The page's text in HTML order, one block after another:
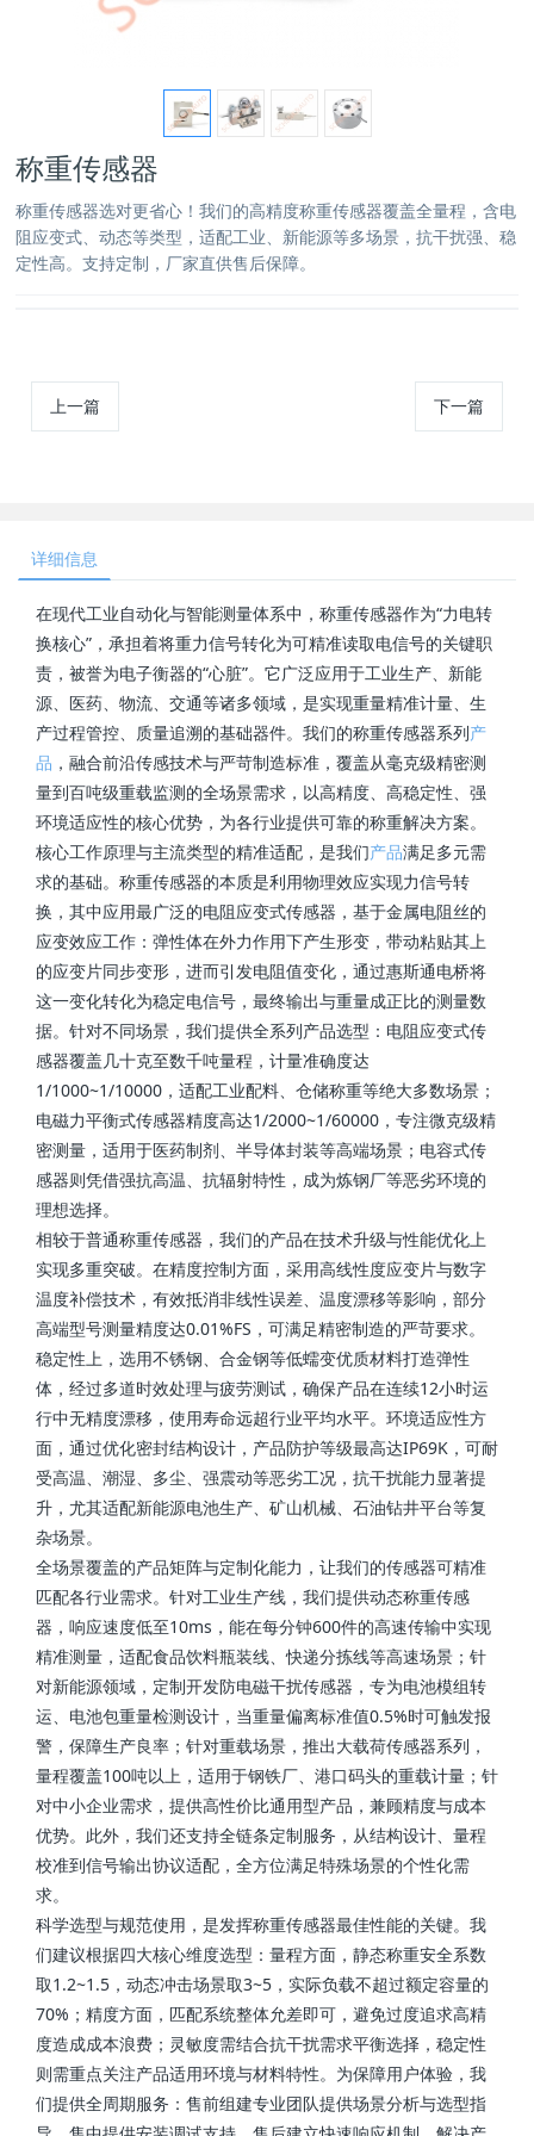
称重传感器
称重传感器选对更省心！我们的高精度称重传感器覆盖全量程，含电
阻应变式、动态等类型，适配工业、新能源等多场景，抗干扰强、稳
定性高。支持定制，厂家直供售后保障。
上一篇 下一篇
详细信息
在现代工业自动化与智能测量体系中，称重传感器作为“力电转
换核心”，承担着将重力信号转化为可精准读取电信号的关键职
责，被誉为电子衡器的“心脏”。它广泛应用于工业生产、新能
源、医药、物流、交通等诸多领域，是实现重量精准计量、生
产过程管控、质量追溯的基础器件。我们的称重传感器系列产
品 ，融合前沿传感技术与严苛制造标准，覆盖从毫克级精密测
量到百吨级重载监测的全场景需求，以高精度、高稳定性、强
环境适应性的核心优势，为各行业提供可靠的称重解决方案。
核心工作原理与主流类型的精准适配，是我们产品满足多元需
求的基础。称重传感器的本质是利用物理效应实现力信号转
换，其中应用最广泛的电阻应变式传感器，基于金属电阻丝的
应变效应工作：弹性体在外力作用下产生形变，带动粘贴其上
的应变片同步变形，进而引发电阻值变化，通过惠斯通电桥将
这一变化转化为稳定电信号，最终输出与重量成正比的测量数
据。针对不同场景，我们提供全系列产品选型：电阻应变式传
感器覆盖几十克至数千吨量程，计量准确度达
1/1000~1/10000，适配工业配料、仓储称重等绝大多数场景；
电磁力平衡式传感器精度高达1/2000~1/60000，专注微克级精
密测量，适用于医药制剂、半导体封装等高端场景；电容式传
感器则凭借强抗高温、抗辐射特性，成为炼钢厂等恶劣环境的
理想选择。
相较于普通称重传感器，我们的产品在技术升级与性能优化上
实现多重突破。在精度控制方面，采用高线性度应变片与数字
温度补偿技术，有效抵消非线性误差、温度漂移等影响，部分
高端型号测量精度达0.01%FS，可满足精密制造的严苛要求。
稳定性上，选用不锈钢、合金钢等低蠕变优质材料打造弹性
体，经过多道时效处理与疲劳测试，确保产品在连续12小时运
行中无精度漂移，使用寿命远超行业平均水平。环境适应性方
面，通过优化密封结构设计，产品防护等级最高达IP69K，可耐
受高温、潮湿、多尘、强震动等恶劣工况，抗干扰能力显著提
升，尤其适配新能源电池生产、矿山机械、石油钻井平台等复
杂场景。
全场景覆盖的产品矩阵与定制化能力，让我们的传感器可精准
匹配各行业需求。针对工业生产线，我们提供动态称重传感
器，响应速度低至10ms，能在每分钟600件的高速传输中实现
精准测量，适配食品饮料瓶装线、快递分拣线等高速场景；针
对新能源领域，定制开发防电磁干扰传感器，专为电池模组转
运、电池包重量检测设计，当重量偏离标准值0.5%时可触发报
警，保障生产良率；针对重载场景，推出大载荷传感器系列，
量程覆盖100吨以上，适用于钢铁厂、港口码头的重载计量；针
对中小企业需求，提供高性价比通用型产品，兼顾精度与成本
优势。此外，我们还支持全链条定制服务，从结构设计、量程
校准到信号输出协议适配，全方位满足特殊场景的个性化需
求。
科学选型与规范使用，是发挥称重传感器最佳性能的关键。我
们建议根据四大核心维度选型：量程方面，静态称重安全系数
取1.2~1.5，动态冲击场景取3~5，实际负载不超过额定容量的
70%；精度方面，匹配系统整体允差即可，避免过度追求高精
度造成成本浪费；灵敏度需结合抗干扰需求平衡选择，稳定性
则需重点关注产品适用环境与材料特性。为保障用户体验，我
们提供全周期服务：售前组建专业团队提供场景分析与选型指